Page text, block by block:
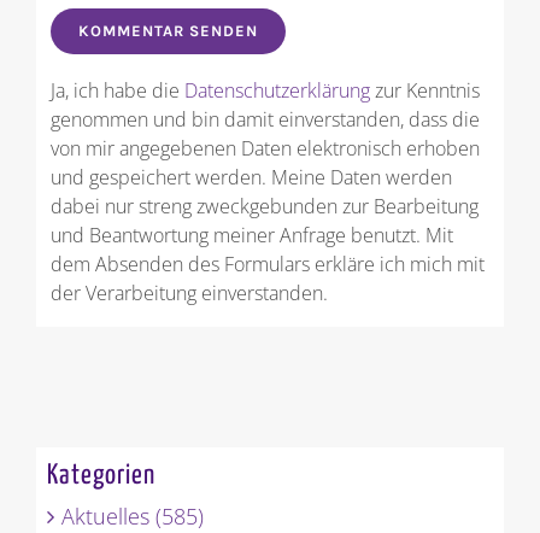
Ja, ich habe die Datenschutzerklärungzur Kenntnis
genommen und bin damit einverstanden, dass die
von mir angegebenen Daten elektronisch erhoben
und gespeichert werden. Meine Daten werden
dabei nur streng zweckgebunden zur Bearbeitung
und Beantwortung meiner Anfrage benutzt. Mit
dem Absenden des Formulars erkläre ich mich mit
der Verarbeitung einverstanden.
Kategorien
Aktuelles (585)